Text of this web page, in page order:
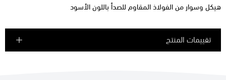
هيكل وسوار من الفولاذ المقاوم للصدأ باللون الأسود
تقييمات المنتج